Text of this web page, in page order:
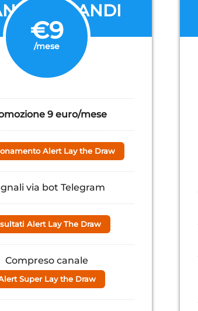
LANDI
€9
/mese
9 euro/mese
Alert Lay the Draw
via bot Telegram
Alert Lay The Draw
Compreso canale
Super Lay the Draw